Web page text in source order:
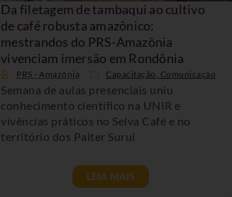
Da filetagem de tambaqui ao cultivo
de café robusta amazônico:
mestrandos do PRS-Amazônia
vivenciam imersão em Rondônia
PRS - Amazônia Capacitação Comunicação
Semana de aulas presenciais uniu
conhecimento científico na UNIR e
vivências práticos no Selva Café e no
território dos Paiter Suruí
LEIA MAIS